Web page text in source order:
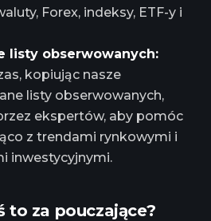
Forex, indeksy, ETF-y i
listy obserwowanych:
kopiując nasze
listy obserwowanych,
ekspertów, aby pomóc
z trendami rynkowymi i
inwestycyjnymi.
to za pouczające?